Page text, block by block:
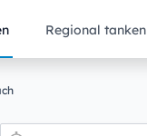
Regional tanken